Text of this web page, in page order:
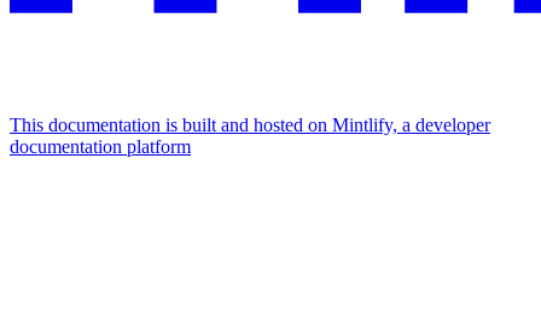
This documentation is built and hosted on Mintlify, a developer
documentation platform